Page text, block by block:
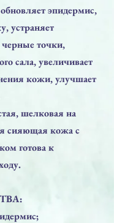
эпидермис,
устраняет
точки,
сала, увеличивает
кожи, улучшает
шелковая на
сияющая кожа с
готова к